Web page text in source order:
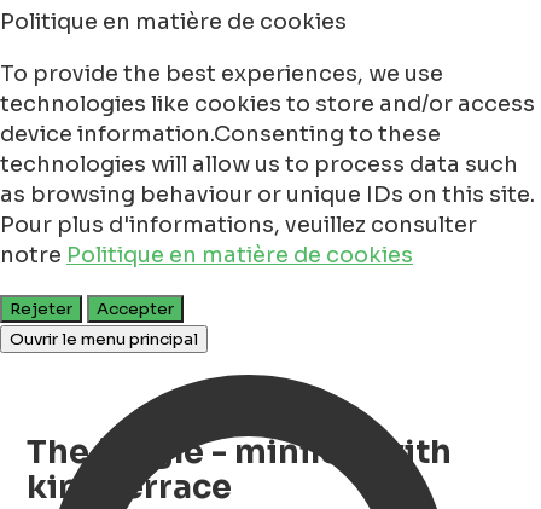
Politique en matière de cookies
To provide the best experiences, we use
technologies like cookies to store and/or access
device information.Consenting to these
technologies will allow us to process data such
as browsing behaviour or unique IDs on this site.
Pour plus d'informations, veuillez consulter
notre Politique en matière de cookies
Rejeter
Accepter
Ouvrir le menu principal
The jungle - miniloft with
king terrace